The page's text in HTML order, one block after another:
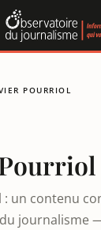
POURRIOL
un contenu
journalisme
des cookies